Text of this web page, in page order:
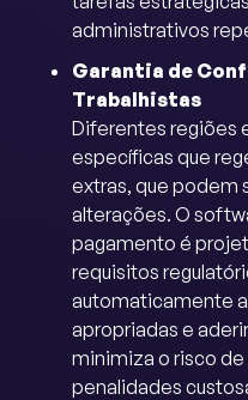
administrativos
Garantia de
Trabalhistas
Diferentes regiões
específicas que
extras, que podem
alterações. O
pagamento é
requisitos
automaticamente
apropriadas e
minimiza o risco
penalidades